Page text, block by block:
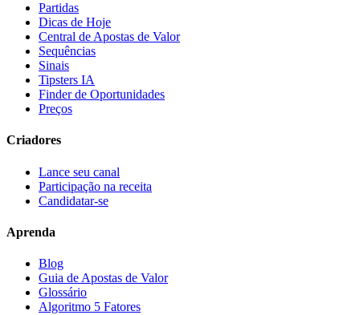
Partidas
Dicas de Hoje
Central de Apostas de Valor
Sequências
Sinais
Tipsters IA
Finder de Oportunidades
Preços
Criadores
Lance seu canal
Participação na receita
Candidatar-se
Aprenda
Blog
Guia de Apostas de Valor
Glossário
Algoritmo 5 Fatores